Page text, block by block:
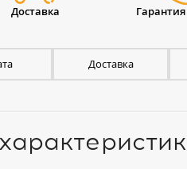
Доставка
Доставка